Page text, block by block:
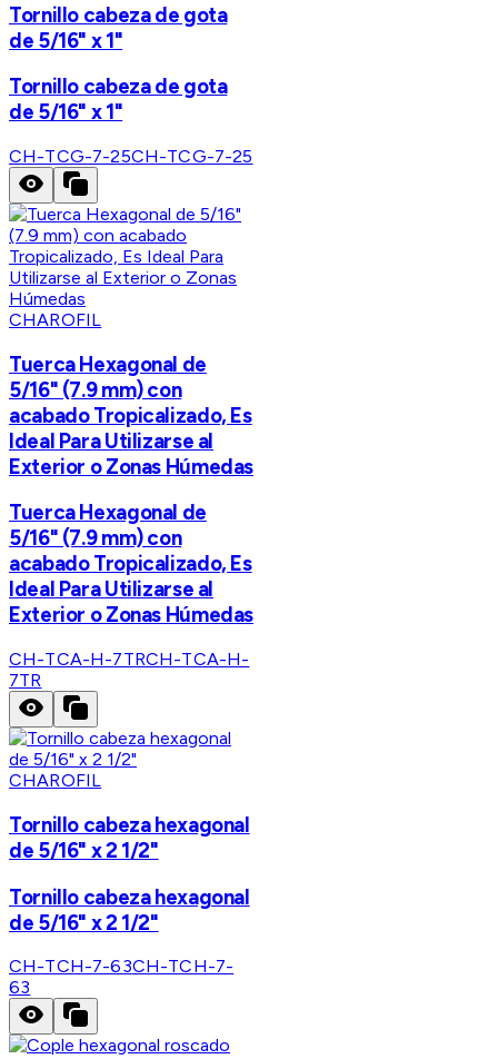
Tornillo cabeza de gota
de 5/16" x 1"
Tornillo cabeza de gota
de 5/16" x 1"
CH-TCG-7-25CH-TCG-7-25
CHAROFIL
Tuerca Hexagonal de
5/16" (7.9 mm) con
acabado Tropicalizado, Es
Ideal Para Utilizarse al
Exterior o Zonas Húmedas
Tuerca Hexagonal de
5/16" (7.9 mm) con
acabado Tropicalizado, Es
Ideal Para Utilizarse al
Exterior o Zonas Húmedas
CH-TCA-H-7TRCH-TCA-H-
7TR
CHAROFIL
Tornillo cabeza hexagonal
de 5/16" x 2 1/2"
Tornillo cabeza hexagonal
de 5/16" x 2 1/2"
CH-TCH-7-63CH-TCH-7-
63